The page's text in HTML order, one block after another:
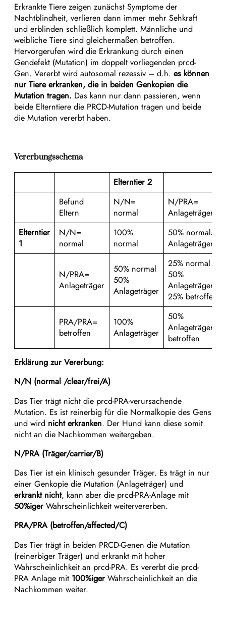
Erkrankte Tiere zeigen zunächst Symptome der
Nachtblindheit, verlieren dann immer mehr Sehkraft
und erblinden schließlich komplett. Männliche und
weibliche Tiere sind gleichermaßen betroffen.
Hervorgerufen wird die Erkrankung durch einen
Gendefekt (Mutation) im doppelt vorliegenden prcd-
Gen. Vererbt wird autosomal rezessiv – d.h. es können
nur Tiere erkranken, die in beiden Genkopien die
Mutation tragen. Das kann nur dann passieren, wenn
beide Elterntiere die PRCD-Mutation tragen und beide
die Mutation vererbt haben.
Vererbungsschema
Elterntier 2
Befund
Eltern
N/N=
normal
N/PRA=
Anlageträger
Elterntier
1
N/N=
normal
100%
normal
50%
Anlageträger
N/PRA=
Anlageträger
50% normal
50%
Anlageträger
25% normal
50%
Anlageträger
25% betroffen
PRA/PRA=
betroffen
100%
Anlageträger
50%
betroffen
Erklärung zur Vererbung:
N/N (normal /clear/frei/A)
Das Tier trägt nicht die prcd-PRA-verursachende
Mutation. Es ist reinerbig für die Normalkopie des Gens
und wird nicht erkranken. Der Hund kann diese somit
nicht an die Nachkommen weitergeben.
N/PRA (Träger/carrier/B)
Das Tier ist ein klinisch gesunder Träger. Es trägt in nur
einer Genkopie die Mutation (Anlageträger) und
erkrankt nicht, kann aber die prcd-PRA-Anlage mit
50%iger Wahrscheinlichkeit weitervererben.
PRA/PRA (betroffen/affected/C)
Das Tier trägt in beiden PRCD-Genen die Mutation
(reinerbiger Träger) und erkrankt mit hoher
Wahrscheinlichkeit an prcd-PRA. Es vererbt die prcd-
PRA Anlage mit 100%iger Wahrscheinlichkeit an die
Nachkommen weiter.